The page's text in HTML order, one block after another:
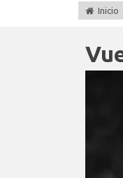
Inicio